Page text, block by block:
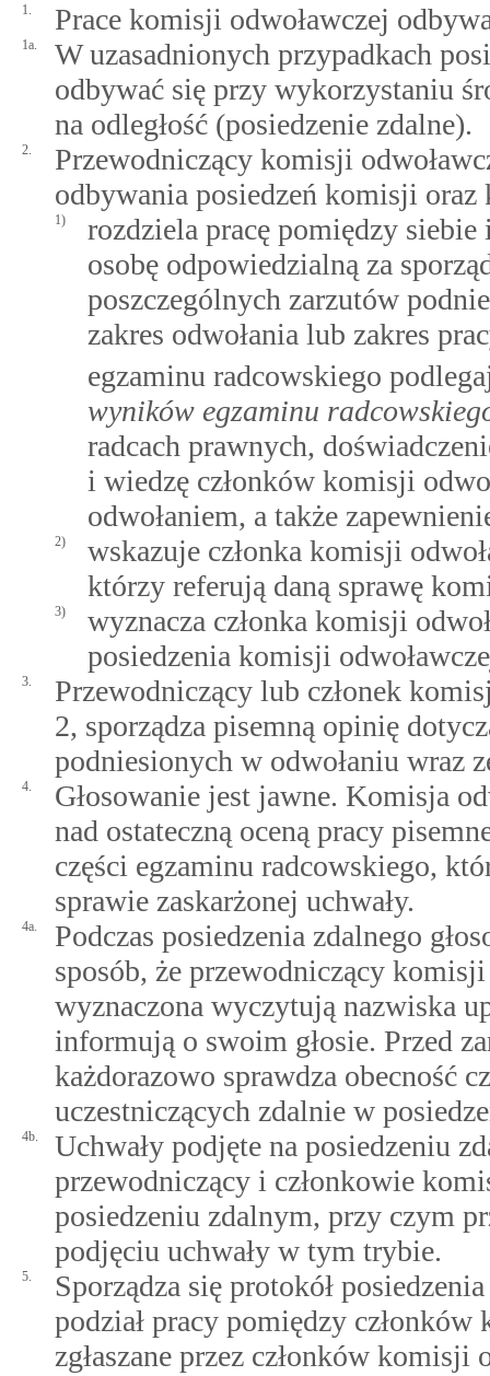
1. Prace komisji odwoławczej
1a.
W uzasadnionych przypadkach
odbywać się przy wykorzystaniu
na odległość (posiedzenie zdalne).
2.
Przewodniczący komisji
odbywania posiedzeń komisji
1)
rozdziela pracę pomiędzy
osobę odpowiedzialną za
poszczególnych zarzutów
zakres odwołania lub zakres
egzaminu radcowskiego
wyników egzaminu
radcach prawnych,
i wiedzę członków komisji
odwołaniem, a także
2)
wskazuje członka komisji
którzy referują daną sprawę
3)
wyznacza członka komisji
posiedzenia komisji
3.
Przewodniczący lub członek
2, sporządza pisemną opinię
podniesionych w odwołaniu wraz
4.
Głosowanie jest jawne. Komisja
nad ostateczną oceną pracy
części egzaminu radcowskiego,
sprawie zaskarżonej uchwały.
4a.
Podczas posiedzenia zdalnego
sposób, że przewodniczący
wyznaczona wyczytują nazwiska
informują o swoim głosie. Przed
każdorazowo sprawdza obecność
uczestniczących zdalnie w
4b.
Uchwały podjęte na posiedzeniu
przewodniczący i członkowie
posiedzeniu zdalnym, przy czym
podjęciu uchwały w tym trybie.
5.
Sporządza się protokół
podział pracy pomiędzy
zgłaszane przez członków komisji